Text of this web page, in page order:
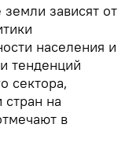
зависят от
населения и
тенденций
сектора,
стран на
в